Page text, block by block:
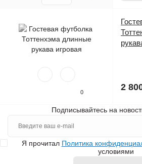
0 2
Подписывайтесь на
Я прочитал Политика
условиями